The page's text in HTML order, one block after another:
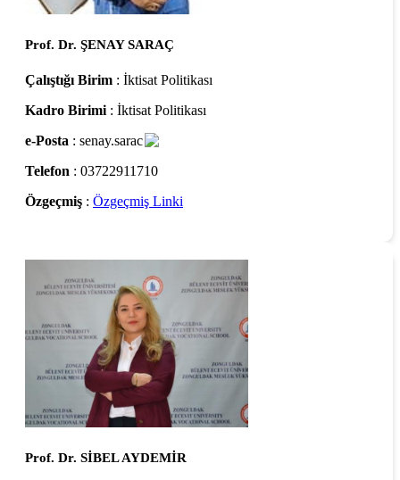
Prof. Dr. ŞENAY SARAÇ
Çalıştığı Birim : İktisat Politikası
Kadro Birimi : İktisat Politikası
e-Posta : senay.sarac
Telefon : 03722911710
Özgeçmiş : Özgeçmiş Linki
Prof. Dr. SİBEL AYDEMİR